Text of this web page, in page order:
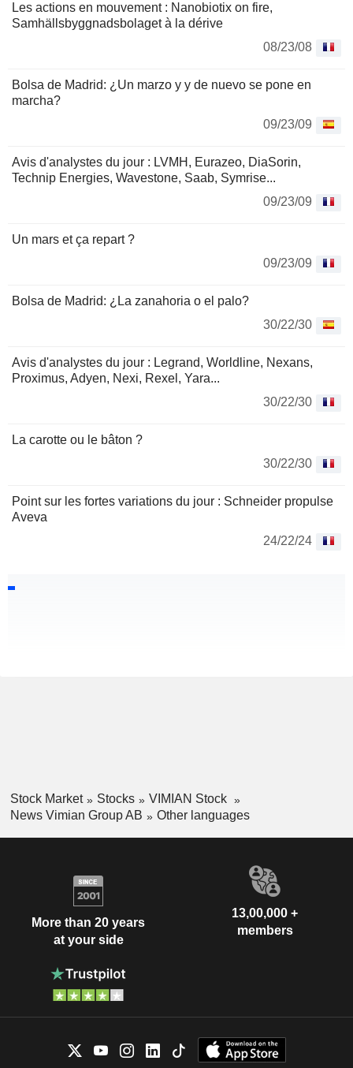
Les actions en mouvement : Nanobiotix on fire,
Samhällsbyggnadsbolaget à la dérive
08/23/08
Bolsa de Madrid: ¿Un marzo y y de nuevo se pone en
marcha?
09/23/09
Avis d'analystes du jour : LVMH, Eurazeo, DiaSorin,
Technip Energies, Wavestone, Saab, Symrise...
09/23/09
Un mars et ça repart ?
09/23/09
Bolsa de Madrid: ¿La zanahoria o el palo?
30/22/30
Avis d'analystes du jour : Legrand, Worldline, Nexans,
Proximus, Adyen, Nexi, Rexel, Yara...
30/22/30
La carotte ou le bâton ?
30/22/30
Point sur les fortes variations du jour : Schneider propulse
Aveva
24/22/24
Stock Market Stocks
VIMIAN Stock
News Vimian Group AB
Other languages
More than 20 years
at your side
13,00,000 +
members